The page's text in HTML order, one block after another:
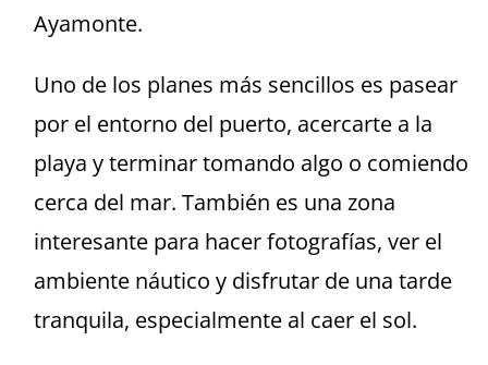
Ayamonte.
Uno de los planes más sencillos es pasear
por el entorno del puerto, acercarte a la
playa y terminar tomando algo o comiendo
cerca del mar. También es una zona
interesante para hacer fotografías, ver el
ambiente náutico y disfrutar de una tarde
tranquila, especialmente al caer el sol.